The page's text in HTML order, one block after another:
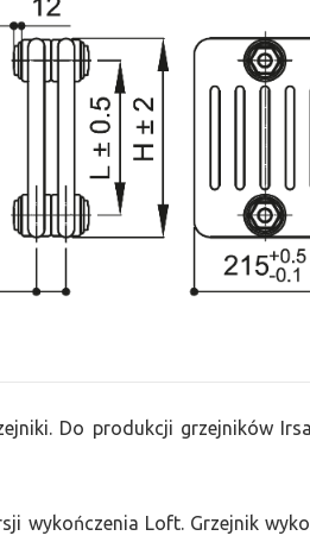
Do produkcji grzejników
wykończenia Loft. Grzejnik